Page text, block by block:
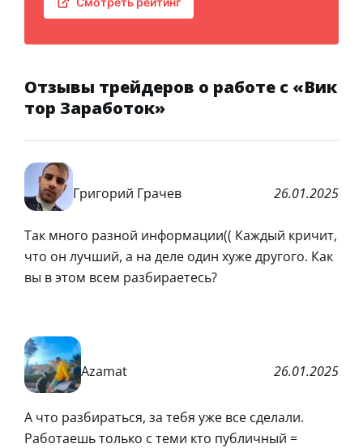
Отзывы трейдеров о работе с «Вик
тор Заработок»
Григорий Грачев 26.01.2025
Так много разной информации(( Каждый кричит,
что он лучший, а на деле один хуже другого. Как
вы в этом всем разбираетесь?
Azamat 26.01.2025
А что разбираться, за тебя уже все сделали.
Работаешь только с теми кто публичный =